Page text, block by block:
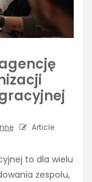
Article
to dla wielu
zespołu,